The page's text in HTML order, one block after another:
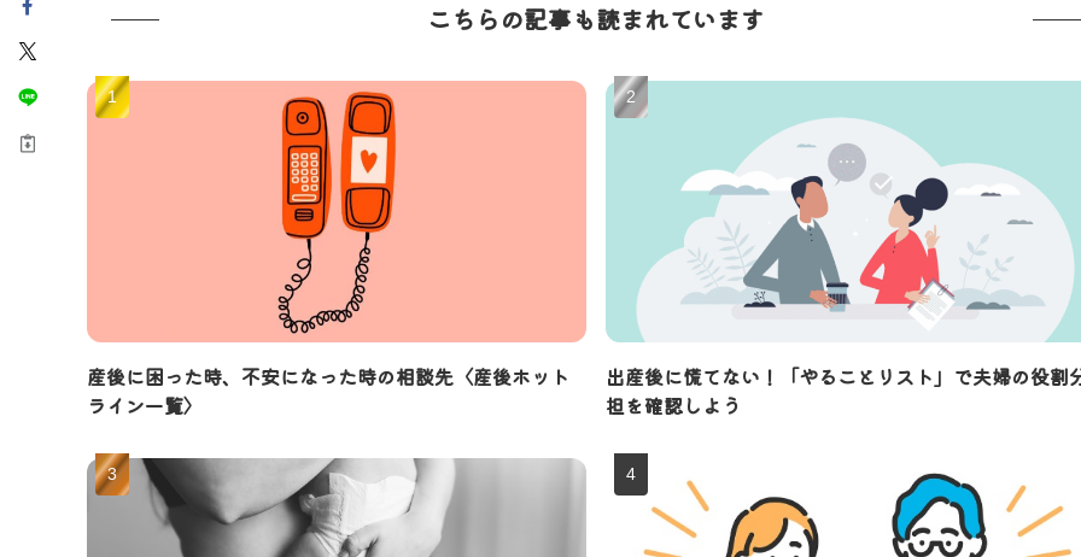
こちらの記事も読まれています
産後に困った時、不安になった時の相談先〈産後ホット
ライン一覧〉
出産後に慌てない！「やることリスト」で夫婦の役割
担を確認しよう